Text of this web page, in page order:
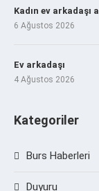
Kadın ev arkadaşı
6 Ağustos 2026
Ev arkadaşı
4 Ağustos 2026
Kategoriler
Burs Haberleri
Duyuru